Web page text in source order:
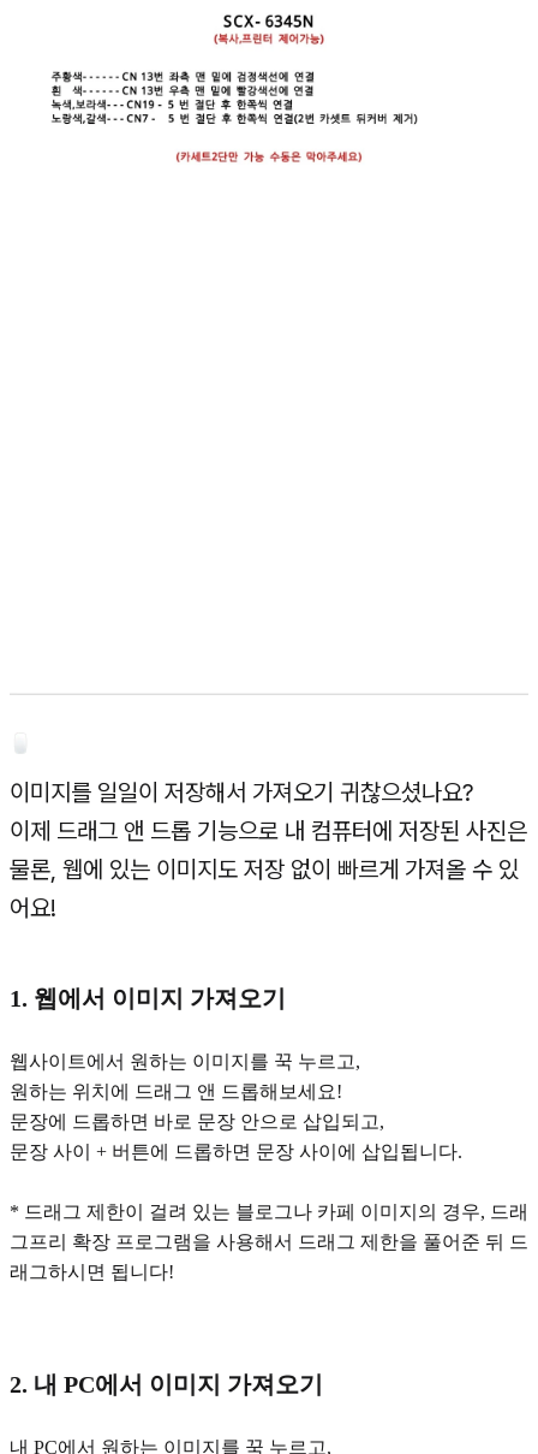
이미지를 일일이 저장해서 가져오기 귀찮으셨나요?
이제 드래그 앤 드롭 기능으로 내 컴퓨터에 저장된 사진은
물론, 웹에 있는 이미지도 저장 없이 빠르게 가져올 수 있
어요!
1. 웹에서 이미지 가져오기
웹사이트에서 원하는 이미지를 꾹 누르고,
원하는 위치에 드래그 앤 드롭해보세요!
문장에 드롭하면 바로 문장 안으로 삽입되고,
문장 사이 + 버튼에 드롭하면 문장 사이에 삽입됩니다.
* 드래그 제한이 걸려 있는 블로그나 카페 이미지의 경우, 드래
그프리 확장 프로그램을 사용해서 드래그 제한을 풀어준 뒤 드
래그하시면 됩니다!
2. 내 PC에서 이미지 가져오기
내 PC에서 원하는 이미지를 꾹 누르고,